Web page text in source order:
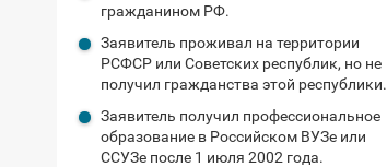
гражданином РФ.
Заявитель проживал на территории
РСФСР или Советских республик, но не
получил гражданства этой республики.
Заявитель получил профессиональное
образование в Российском ВУЗе или
ССУЗе после 1 июля 2002 года.